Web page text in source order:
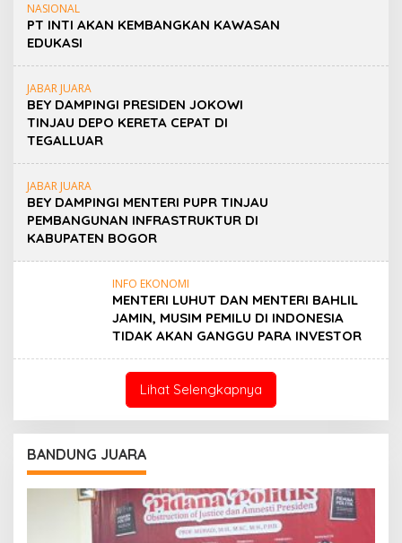
NASIONAL
PT INTI AKAN KEMBANGKAN KAWASAN
EDUKASI
JABAR JUARA
BEY DAMPINGI PRESIDEN JOKOWI
TINJAU DEPO KERETA CEPAT DI
TEGALLUAR
JABAR JUARA
BEY DAMPINGI MENTERI PUPR TINJAU
PEMBANGUNAN INFRASTRUKTUR DI
KABUPATEN BOGOR
INFO EKONOMI
MENTERI LUHUT DAN MENTERI BAHLIL
JAMIN, MUSIM PEMILU DI INDONESIA
TIDAK AKAN GANGGU PARA INVESTOR
Lihat Selengkapnya
BANDUNG JUARA